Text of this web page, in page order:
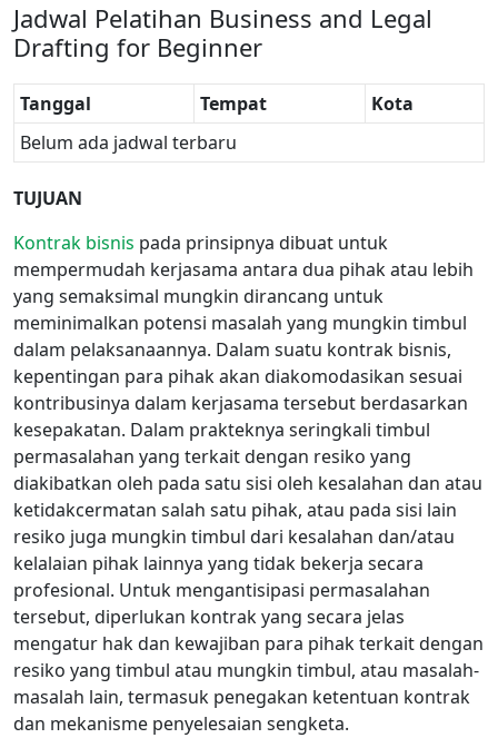
Jadwal Pelatihan Business and Legal
Drafting for Beginner
Tanggal Tempat
Kota
Belum ada jadwal terbaru
TUJUAN
Kontrak bisnis pada prinsipnya dibuat untuk
mempermudah kerjasama antara dua pihak atau lebih
yang semaksimal mungkin dirancang untuk
meminimalkan potensi masalah yang mungkin timbul
dalam pelaksanaannya. Dalam suatu kontrak bisnis,
kepentingan para pihak akan diakomodasikan sesuai
kontribusinya dalam kerjasama tersebut berdasarkan
kesepakatan. Dalam prakteknya seringkali timbul
permasalahan yang terkait dengan resiko yang
diakibatkan oleh pada satu sisi oleh kesalahan dan atau
ketidakcermatan salah satu pihak, atau pada sisi lain
resiko juga mungkin timbul dari kesalahan dan/atau
kelalaian pihak lainnya yang tidak bekerja secara
profesional. Untuk mengantisipasi permasalahan
tersebut, diperlukan kontrak yang secara jelas
mengatur hak dan kewajiban para pihak terkait dengan
resiko yang timbul atau mungkin timbul, atau masalah-
masalah lain, termasuk penegakan ketentuan kontrak
dan mekanisme penyelesaian sengketa.